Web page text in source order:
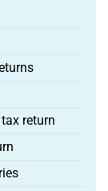
return